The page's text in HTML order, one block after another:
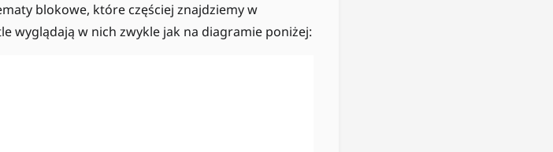
blokowe, które częściej znajdziemy w
wyglądają w nich zwykle jak na diagramie poniżej: